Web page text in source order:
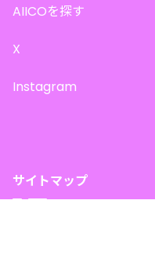
AIICOを探す
X
Instagram
サイトマップ